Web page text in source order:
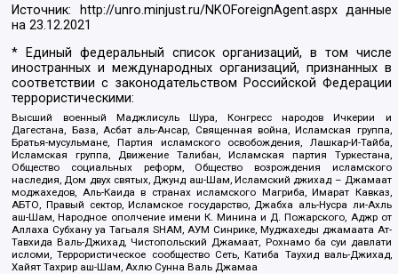
Источник: http://unro.minjust.ru/NKOForeignAgent.aspxданные
на23.12.2021
* Единый федеральный список организаций, в том числе
иностранных и международных организаций, признанных в
соответствии с законодательством Российской Федерации
террористическими:
Высший военный Маджлисуль Шура, Конгресс народов Ичкерии и
Дагестана, База, Асбат аль-Ансар, Священная война, Исламская группа,
Братья-мусульмане, Партия исламского освобождения, Лашкар-И-Тайба,
Исламская группа, Движение Талибан, Исламская партия Туркестана,
Общество социальных реформ, Общество возрождения исламского
наследия, Дом двух святых, Джунд аш-Шам, Исламский джихад – Джамаат
моджахедов, Аль-Каида в странах исламского Магриба, Имарат Кавказ,
АБТО, Правый сектор, Исламское государство, Джабха аль-Нусра ли-Ахль
аш-Шам, Народное ополчение имени К. Минина и Д. Пожарского, Аджр от
Аллаха Субхану уа Тагьаля SHAM, АУМ Синрике, Муджахеды джамаата Ат-
Тавхида Валь-Джихад, Чистопольский Джамаат, Рохнамо ба суи давлати
исломи, Террористическое сообщество Сеть, Катиба Таухид валь-Джихад,
Хайят Тахрир аш-Шам, Ахлю Сунна Валь Джамаа